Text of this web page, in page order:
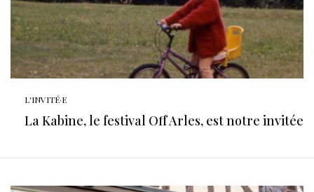
L'INVITÉ·E
La Kabine, le festival Off Arles, est notre invitée